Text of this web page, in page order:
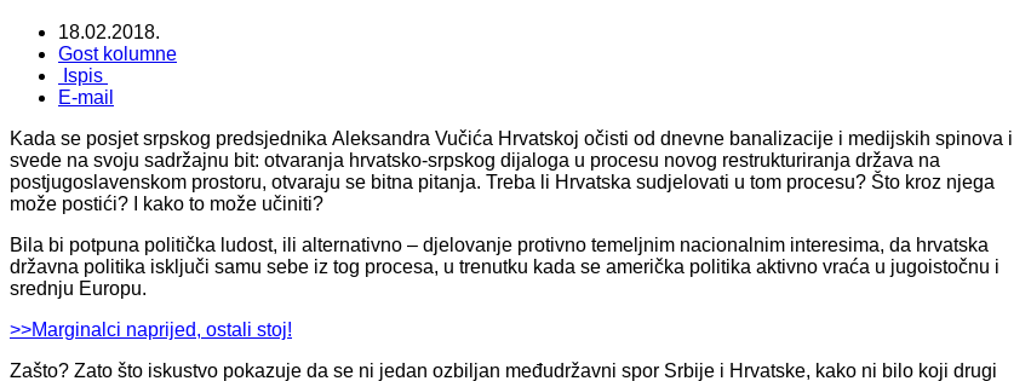
18.02.2018.
Gost kolumne
Ispis
E-mail
Kada se posjet srpskog predsjednika Aleksandra Vučića Hrvatskoj očisti od dnevne banalizacije i medijskih spinova i
svede na svoju sadržajnu bit: otvaranja hrvatsko-srpskog dijaloga u procesu novog restrukturiranja država na
postjugoslavenskom prostoru, otvaraju se bitna pitanja. Treba li Hrvatska sudjelovati u tom procesu? Što kroz njega
može postići? I kako to može učiniti?
Bila bi potpuna politička ludost, ili alternativno – djelovanje protivno temeljnim nacionalnim interesima, da hrvatska
državna politika isključi samu sebe iz tog procesa, u trenutku kada se američka politika aktivno vraća u jugoistočnu i
srednju Europu.
>>Marginalci naprijed, ostali stoj!
Zašto? Zato što iskustvo pokazuje da se ni jedan ozbiljan međudržavni spor Srbije i Hrvatske, kako ni bilo koji drugi